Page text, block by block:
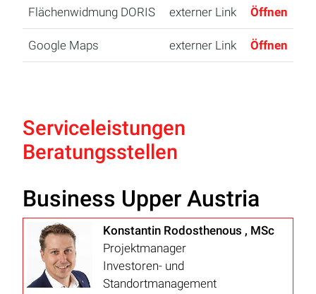
Flächenwidmung DORIS externer Link Öffnen
Google Maps externer Link Öffnen
Serviceleistungen
Beratungsstellen
Business Upper Austria
Konstantin Rodosthenous , MSc
Projektmanager
Investoren- und
Standortmanagement